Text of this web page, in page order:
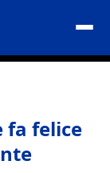
fa felice